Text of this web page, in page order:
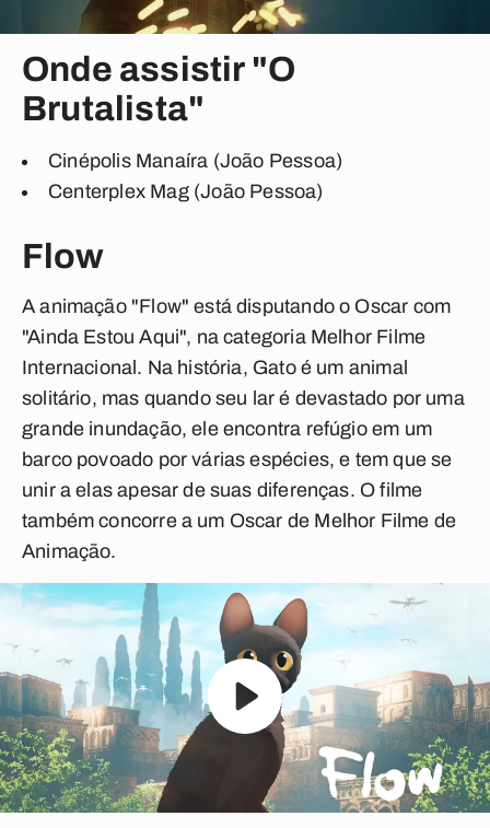
Onde assistir "O
Brutalista"
Cinépolis Manaíra (João Pessoa)
Centerplex Mag (João Pessoa)
Flow
A animação "Flow" está disputando o Oscar com
"Ainda Estou Aqui", na categoria Melhor Filme
Internacional. Na história, Gato é um animal
solitário, mas quando seu lar é devastado por uma
grande inundação, ele encontra refúgio em um
barco povoado por várias espécies, e tem que se
unir a elas apesar de suas diferenças. O filme
também concorre a um Oscar de Melhor Filme de
Animação.